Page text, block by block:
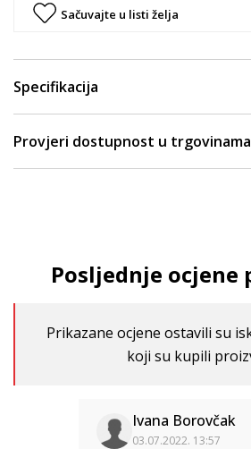
Sačuvajte u listi želja
Specifikacija
Provjeri dostupnost u trgovinama
Posljednje ocjene
Prikazane ocjene ostavili su
koji su kupili
Ivana Borovčak
03.07.2022. 13:57